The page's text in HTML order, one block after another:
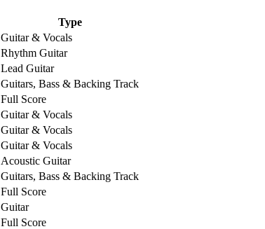
Type
Guitar & Vocals
Rhythm Guitar
Lead Guitar
Guitars, Bass & Backing Track
Full Score
Guitar & Vocals
Guitar & Vocals
Guitar & Vocals
Acoustic Guitar
Guitars, Bass & Backing Track
Full Score
Guitar
Full Score